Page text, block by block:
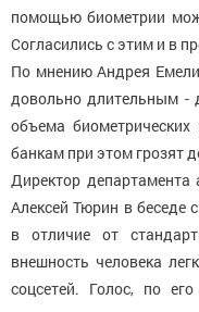
помощью биометрии
Согласились с этим и в
По мнению Андрея
довольно длительным -
объема
банкам при этом грозят
Директор
Алексей Тюрин в беседе
в отличие от
внешность человека
соцсетей. Голос, по